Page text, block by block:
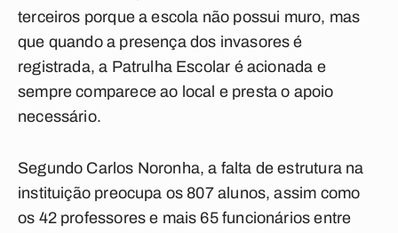
terceiros porque a escola não possui muro, mas
que quando a presença dos invasores é
registrada, a Patrulha Escolar é acionada e
sempre comparece ao local e presta o apoio
necessário.
Segundo Carlos Noronha, a falta de estrutura na
instituição preocupa os 807 alunos, assim como
os 42 professores e mais 65 funcionários entre